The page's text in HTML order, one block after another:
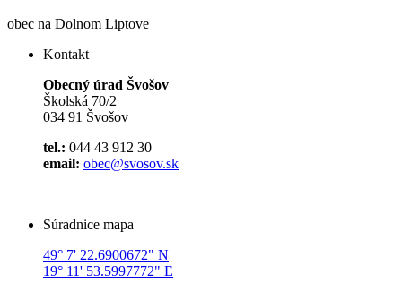
obec na Dolnom Liptove
Kontakt
Obecný úrad Švošov
Školská 70/2
034 91 Švošov
tel.: 044 43 912 30
email: obec@svosov.sk
Súradnice mapa
49° 7' 22.6900672" N
19° 11' 53.5997772" E